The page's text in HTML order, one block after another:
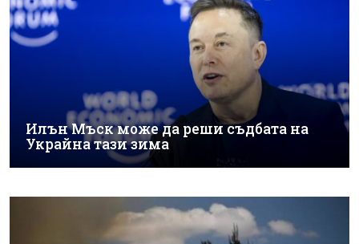
Илън Мъск може да реши съдбата на
Украйна тази зима